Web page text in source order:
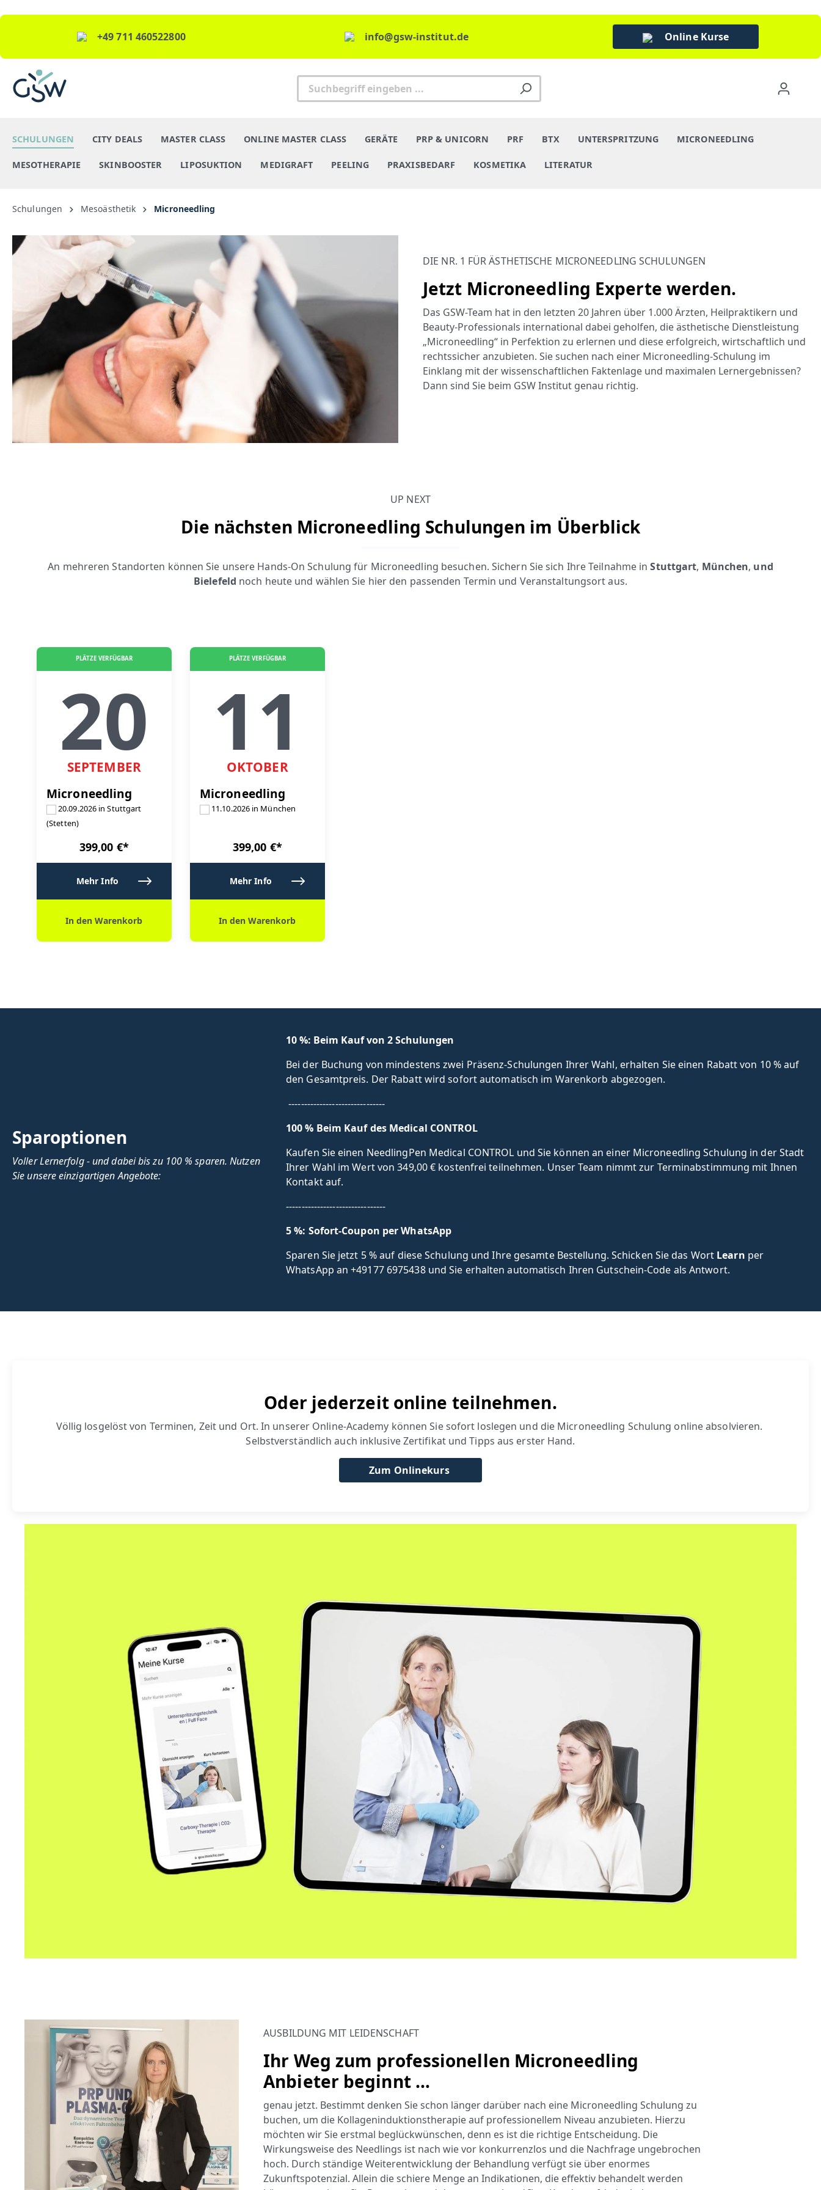
+49 711 460522800 info@gsw-institut.de Online Kurse
SCHULUNGEN CITY DEALS MASTER CLASS ONLINE MASTER CLASS GERÄTE PRP & UNICORN PRF BTX UNTERSPRITZUNG MICRONEEDLING
MESOTHERAPIE SKINBOOSTER LIPOSUKTION MEDIGRAFT PEELING PRAXISBEDARF KOSMETIKA LITERATUR
Schulungen Mesoästhetik Microneedling
DIE NR. 1 FÜR ÄSTHETISCHE MICRONEEDLING SCHULUNGEN
Jetzt Microneedling Experte werden.
Das GSW-Team hat in den letzten 20 Jahren über 1.000 Ärzten, Heilpraktikern und
Beauty-Professionals international dabei geholfen, die ästhetische Dienstleistung
„Microneedling“ in Perfektion zu erlernen und diese erfolgreich, wirtschaftlich und
rechtssicher anzubieten. Sie suchen nach einer Microneedling-Schulung im
Einklang mit der wissenschaftlichen Faktenlage und maximalen Lernergebnissen?
Dann sind Sie beim GSW Institut genau richtig.
UP NEXT
Die nächsten Microneedling Schulungen im Überblick
An mehreren Standorten können Sie unsere Hands-On Schulung für Microneedling besuchen. Sichern Sie sich Ihre Teilnahme inStuttgart, München, und
Bielefeld noch heute und wählen Sie hier den passenden Termin und Veranstaltungsort aus.
PLÄTZE VERFÜGBAR
20
SEPTEMBER
Microneedling
20.09.2026 in Stuttgart
(Stetten)
399,00 €*
Mehr Info
In den Warenkorb
PLÄTZE VERFÜGBAR
11
OKTOBER
Microneedling
11.10.2026 in München
399,00 €*
Mehr Info
In den Warenkorb
Sparoptionen
Voller Lernerfolg - und dabei bis zu 100 % sparen. Nutzen
Sie unsere einzigartigen Angebote:
10 %: Beim Kauf von 2 Schulungen
Bei der Buchung von mindestens zwei Präsenz-Schulungen Ihrer Wahl, erhalten Sie einen Rabatt von 10 % auf
den Gesamtpreis. Der Rabatt wird sofort automatisch im Warenkorb abgezogen.
-------------------------------
100 % Beim Kauf des Medical CONTROL
Kaufen Sie einen NeedlingPen Medical CONTROL und Sie können an einer Microneedling Schulung in der Stadt
Ihrer Wahl im Wert von 349,00 € kostenfrei teilnehmen. Unser Team nimmt zur Terminabstimmung mit Ihnen
Kontakt auf.
--------------------------------
5 %: Sofort-Coupon per WhatsApp
Sparen Sie jetzt 5 % auf diese Schulung und Ihre gesamte Bestellung. Schicken Sie das Wort Learn per
WhatsApp an +49177 6975438 und Sie erhalten automatisch Ihren Gutschein-Code als Antwort.
Oder jederzeit online teilnehmen.
Völlig losgelöst von Terminen, Zeit und Ort. In unserer Online-Academy können Sie sofort loslegen und die Microneedling Schulung online absolvieren.
Selbstverständlich auch inklusive Zertifikat und Tipps aus erster Hand.
Zum Onlinekurs
AUSBILDUNG MIT LEIDENSCHAFT
Ihr Weg zum professionellen Microneedling
Anbieter beginnt …
genau jetzt. Bestimmt denken Sie schon länger darüber nach eine Microneedling Schulung zu
buchen, um die Kollageninduktionstherapie auf professionellem Niveau anzubieten. Hierzu
möchten wir Sie erstmal beglückwünschen, denn es ist die richtige Entscheidung. Die
Wirkungsweise des Needlings ist nach wie vor konkurrenzlos und die Nachfrage ungebrochen
hoch. Durch ständige Weiterentwicklung der Behandlung verfügt sie über enormes
Zukunftspotenzial. Allein die schiere Menge an Indikationen, die effektiv behandelt werden